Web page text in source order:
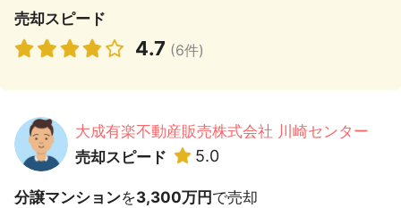
売却スピード
4.7 (6件)
大成有楽不動産販売株式会社 川崎センター
売却スピード
5.0
分譲マンションを3,300万円で売却